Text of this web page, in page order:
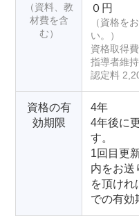
（資料、教
材費を含
む）
０円
（資格を
い。）
資格取得
指導者維
認定料
資格の有
効期限
4年
4年後に
す。
1回目更
内をお送
を頂けれ
での有効